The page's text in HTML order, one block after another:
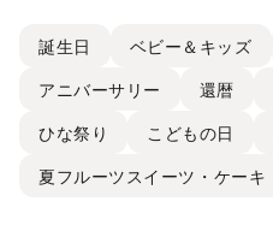
誕生日 ベビー＆キッズ
アニバーサリー 還暦
ひな祭り こどもの日
夏フルーツスイーツ・ケーキ